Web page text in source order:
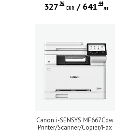
327 96
EUR / 641 44
лв
Canon i-SENSYS MF667Cdw
Printer/Scanner/Copier/Fax